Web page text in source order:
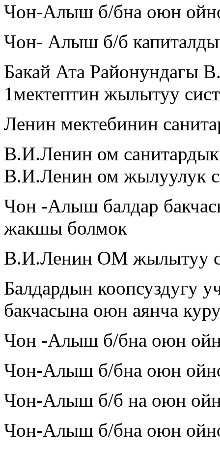
Чон-Алыш б/бна оюн
Чон- Алыш б/б
Бакай Ата Районундагы
1мектептин жылытуу
Ленин мектебинин
В.И.Ленин ом
В.И.Ленин ом жылуулук
Чон -Алыш балдар
жакшы болмок
В.И.Ленин ОМ жылытуу
Балдардын коопсуздугу
бакчасына оюн аянча
Чон -Алыш б/бна оюн
Чон-Алыш б/бна оюн
Чон-Алыш б/б на оюн
Чон-Алыш б/бна оюн